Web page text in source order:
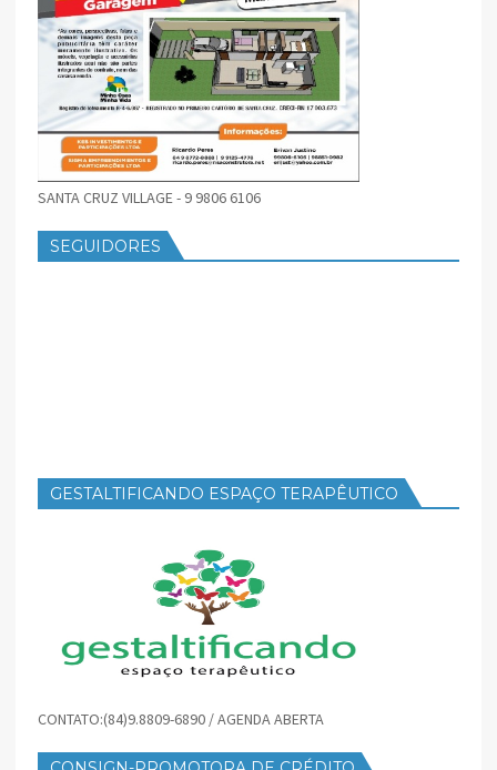
SANTA CRUZ VILLAGE - 9 9806 6106
SEGUIDORES
GESTALTIFICANDO ESPAÇO TERAPÊUTICO
CONTATO:(84)9.8809-6890 / AGENDA ABERTA